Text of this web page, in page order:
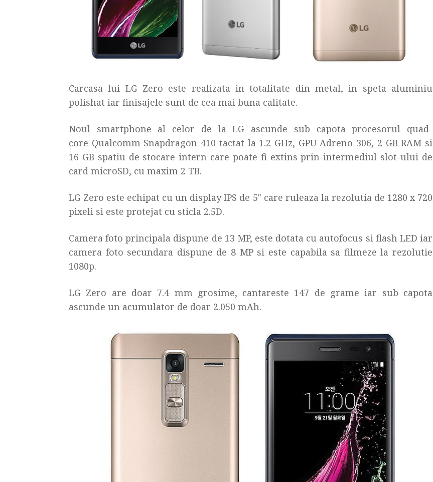
Carcasa lui LG Zero este realizata in totalitate din metal, in speta aluminiu
polishat iar finisajele sunt de cea mai buna calitate.
Noul smartphone al celor de la LG ascunde sub capota procesorul quad-
core Qualcomm Snapdragon 410 tactat la 1.2 GHz, GPU Adreno 306, 2 GB RAM si
16 GB spatiu de stocare intern care poate fi extins prin intermediul slot-ului de
card microSD, cu maxim 2 TB.
LG Zero este echipat cu un display IPS de 5″ care ruleaza la rezolutia de 1280 x 720
pixeli si este protejat cu sticla 2.5D.
Camera foto principala dispune de 13 MP, este dotata cu autofocus si flash LED iar
camera foto secundara dispune de 8 MP si este capabila sa filmeze la rezolutie
1080p.
LG Zero are doar 7.4 mm grosime, cantareste 147 de grame iar sub capota
ascunde un acumulator de doar 2.050 mAh.